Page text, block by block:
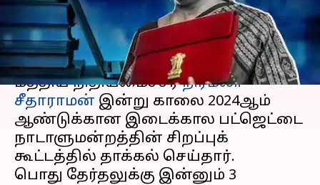
Sindhuja SM Feb 01, 2024 01:28 pm
செய்தி முன்னோட்டம்
மத்திய நிதியமைச்சர்நிர்மலா
சீதாராமன் இன்று காலை 2024ஆம்
ஆண்டுக்கான இடைக்கால பட்ஜெட்டை
நாடாளுமன்றத்தின் சிறப்புக்
கூட்டத்தில் தாக்கல் செய்தார்.
பொது தேர்தலுக்கு இன்னும் 3